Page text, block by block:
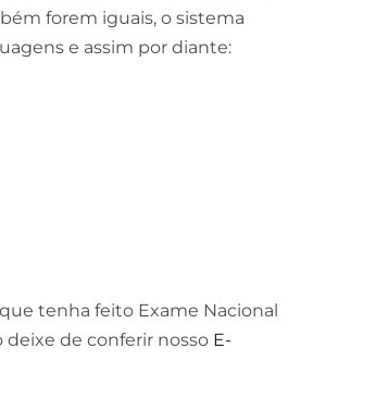
forem iguais, o sistema
e assim por diante:
tenha feito Exame Nacional
deixe de conferir nosso E-